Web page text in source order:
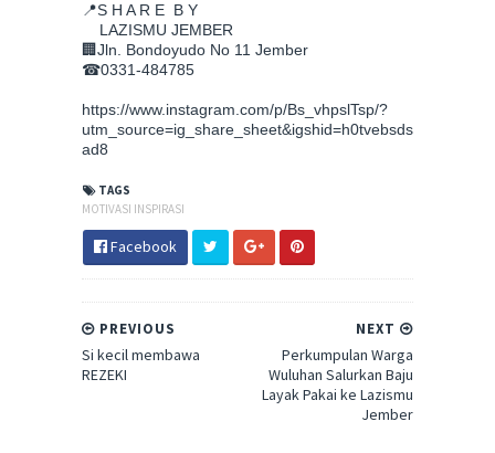
📍S H A R E B Y
LAZISMU JEMBER
🏢Jln. Bondoyudo No 11 Jember
☎0331-484785
https://www.instagram.com/p/Bs_vhpslTsp/?
utm_source=ig_share_sheet&igshid=h0tvebsds
ad8
TAGS
MOTIVASI INSPIRASI
Facebook
NEXT
Perkumpulan Warga
Wuluhan Salurkan Baju
Layak Pakai ke Lazismu
Jember
PREVIOUS
Si kecil membawa
REZEKI